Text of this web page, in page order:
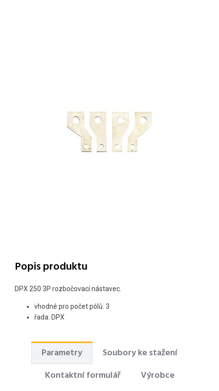
Popis produktu
DPX 250 3P rozbočovací nástavec.
vhodné pro počet pólů: 3
řada: DPX
Parametry
Soubory ke stažení
Kontaktní formulář
Výrobce